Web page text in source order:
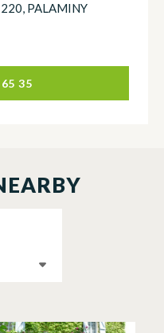
PALAMINY
35